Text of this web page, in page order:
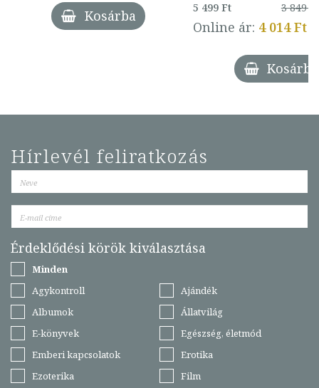
Kosárba 5 499 Ft 3 849 Ft
Online ár: 4 014 Ft
Kosárba
Hírlevél feliratkozás
Érdeklődési körök kiválasztása
Minden
Agykontroll
Ajándék
Albumok
Állatvilág
E-könyvek
Egészség, életmód
Emberi kapcsolatok
Erotika
Ezoterika
Film